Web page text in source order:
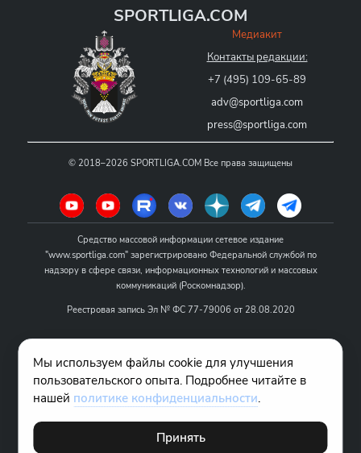
SPORTLIGA.COM
Медиакит
Контакты редакции:
+7 (495) 109-65-89
adv@sportliga.com
press@sportliga.com
© 2018–2026 SPORTLIGA.COM Все права защищены
Средство массовой информации сетевое издание
"www.sportliga.com" зарегистрировано Федеральной службой по
надзору в сфере связи, информационных технологий и массовых
коммуникаций (Роскомнадзор).
Реестровая запись Эл № ФС 77-79006 от 28.08.2020
Название - www.sportliga.com
Учредитель СМИ сетевого издания "www.sportliga.com": ИП Чамин
О.Н.
Главный редактор СМИ сетевого издания "www.sportliga.com":
Хаимов Д.И.
Мы используем файлы cookie для улучшения
пользовательского опыта. Подробнее читайте в
нашей политике конфиденциальности.
Принять